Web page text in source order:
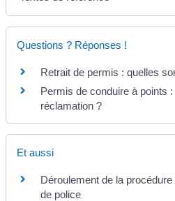
Questions ? Réponses !
Retrait de permis : quelles
Permis de conduire à points
réclamation ?
Et aussi
Déroulement de la
de police